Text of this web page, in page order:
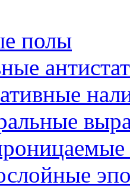
полы